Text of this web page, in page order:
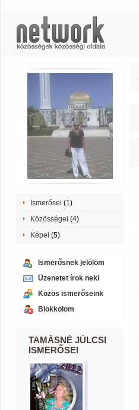
Ismerősei (1)
Közösségei (4)
Képei (5)
Ismerősnek jelölöm
Üzenetet írok neki
Közös ismerőseink
Blokkolom
TAMÁSNÉ JÚLCSI
ISMERŐSEI